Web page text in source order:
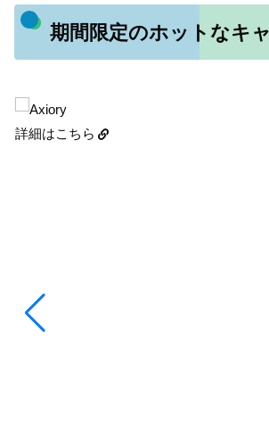
期間限定のホットなキ
詳細はこちら